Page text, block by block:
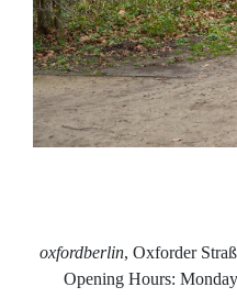
oxfordberlin, Oxforder
Opening Hours: